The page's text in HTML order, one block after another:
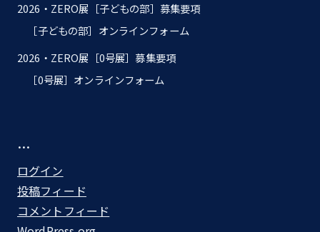
2026・ZERO展［子どもの部］募集要項
［子どもの部］オンラインフォーム
2026・ZERO展［0号展］募集要項
［0号展］オンラインフォーム
…
ログイン
投稿フィード
コメントフィード